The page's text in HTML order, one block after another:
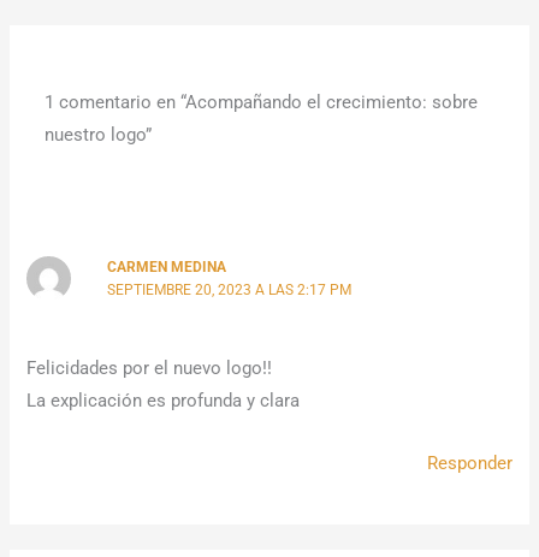
1 comentario en “Acompañando el crecimiento: sobre
nuestro logo”
CARMEN MEDINA
SEPTIEMBRE 20, 2023 A LAS 2:17 PM
Felicidades por el nuevo logo!!
La explicación es profunda y clara
Responder